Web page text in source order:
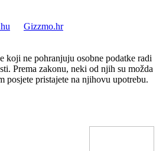
Gizzmo.hr
koji ne pohranjuju osobne podatke radi
Prema zakonu, neki od njih su možda
posjete pristajete na njihovu upotrebu.